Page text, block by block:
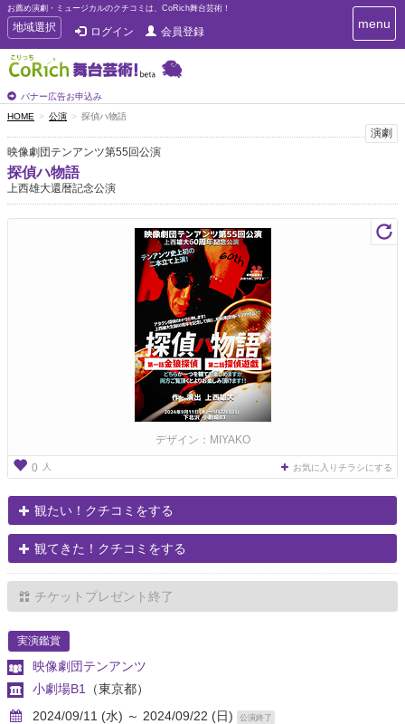
お薦め演劇・ミュージカルのクチコミは、CoRich舞台芸術！
T
o
g
g
e
n
a
v
i
g
a
地域選択 ログイン 会員登録
バナー広告お申込み
T
o
g
a
menu
HOME 公演 探偵ハ物語
演劇
映像劇団テンアンツ第55回公演
探偵ハ物語
上西雄大還暦記念公演
デザイン：MIYAKO
0 人 お気に入りチラシにする
観たい！クチコミをする
観てきた！クチコミをする
チケットプレゼント終了
実演鑑賞
映像劇団テンアンツ
小劇場B1
（東京都）
2024/09/11 (水) ～ 2024/09/22 (日)
公演終了